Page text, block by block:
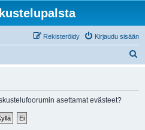
Kirjaudu sisään
Rekisteröidy
asettamat evästeet?